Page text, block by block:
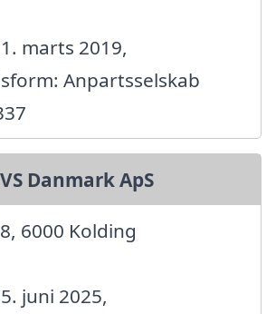
marts 2019,
Anpartsselskab
Danmark ApS
6000 Kolding
juni 2025,